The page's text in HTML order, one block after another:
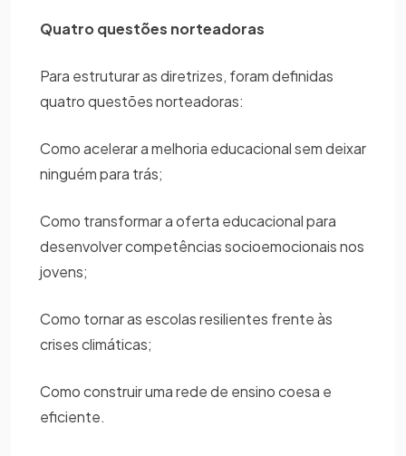
Quatro questões norteadoras
Para estruturar as diretrizes, foram definidas
quatro questões norteadoras:
Como acelerar a melhoria educacional sem deixar
ninguém para trás;
Como transformar a oferta educacional para
desenvolver competências socioemocionais nos
jovens;
Como tornar as escolas resilientes frente às
crises climáticas;
Como construir uma rede de ensino coesa e
eficiente.